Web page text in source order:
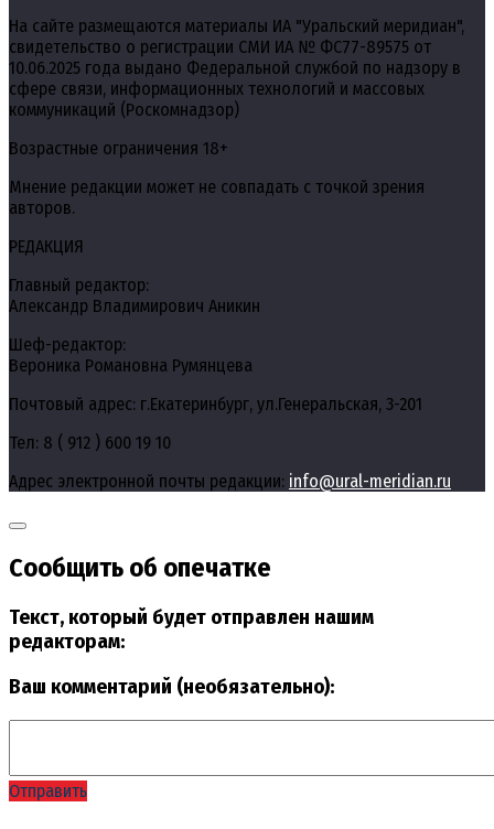
На сайте размещаются материалы ИА "Уральский меридиан",
свидетельство о регистрации СМИ ИА № ФС77-89575 от
10.06.2025 года выдано Федеральной службой по надзору в
сфере связи, информационных технологий и массовых
коммуникаций (Роскомнадзор)
Возрастные ограничения 18+
Мнение редакции может не совпадать с точкой зрения
авторов.
РЕДАКЦИЯ
Главный редактор:
Александр Владимирович Аникин
Шеф-редактор:
Вероника Романовна Румянцева
Почтовый адрес: г.Екатеринбург, ул.Генеральская, 3-201
Тел: 8 ( 912 ) 600 19 10
Адрес электронной почты редакции: info@ural-meridian.ru
Сообщить об опечатке
Текст, который будет отправлен нашим
редакторам:
Ваш комментарий (необязательно):
Отправить